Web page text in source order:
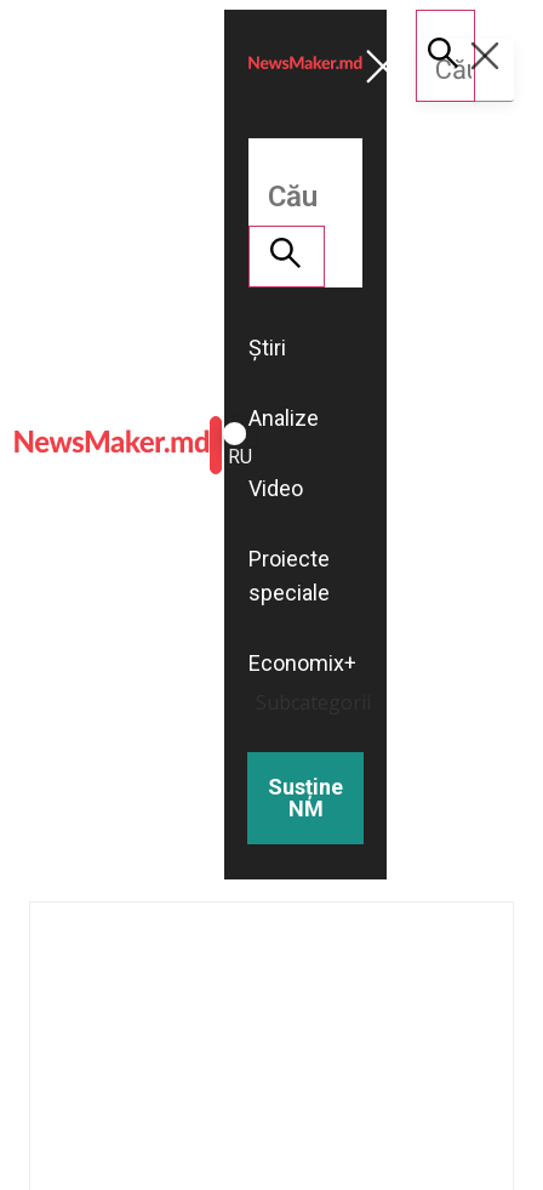
ROMÂNĂ
RU
Știri
Analize
Video
Proiecte
speciale
Economix+
Susține
NM